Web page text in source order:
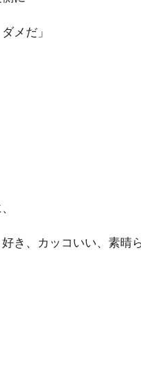
メだ」
好き、カッコいい、素